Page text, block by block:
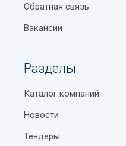
Обратная связь
Вакансии
Разделы
Каталог компаний
Новости
Тендеры